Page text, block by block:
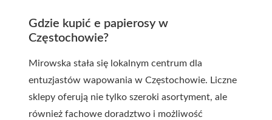
Gdzie kupić e papierosy w
Częstochowie?
Mirowska stała się lokalnym centrum dla
entuzjastów wapowania w Częstochowie. Liczne
sklepy oferują nie tylko szeroki asortyment, ale
również fachowe doradztwo i możliwość